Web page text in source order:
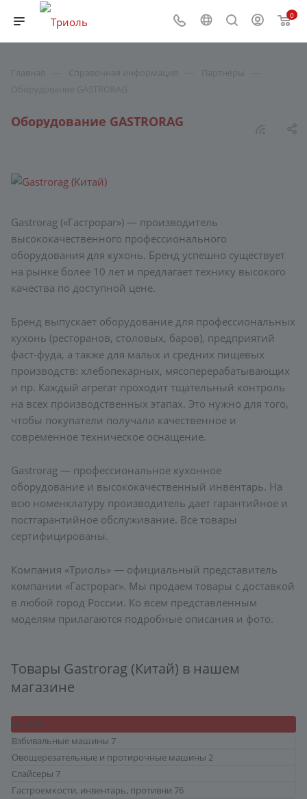
0
Оборудование GASTRORAG
Gastrorag («Гастрораг») — производитель
высококачественного профессионального
оборудования для кухонь. Бренд успешно существует
на рынке более 10 лет и предлагает технику высокого
качества по доступной цене.
Бренд выпускает оборудование для профессиональных
кухонь (ресторанов, столовых, баров), предприятий
фаст-фуда, а также для малых и средних пищевых
производств: хлебопекарных, мясоперерабатывающих
и пр. Каждый агрегат проходит тщательный контроль
на всех производственных этапах. Это нужно для того,
чтобы покупатели получали качественное и
современное техническое оснащение.
Gastrorag — профессиональное кухонное
оборудование и высококачественный инвентарь. На
всю номенклатуру производитель дает гарантийное и
постгарантийное обслуживание. Все товары
сертифицированы.
Компания «Триоль» — официальный представитель
компании «Гастрораг». Мы продаем товары с доставкой
в любой город России. Ко всем представленным
моделям прилагаются подробные описания и фото.
Товары Gastrorag (Китай) в нашем
магазине
Все 136
Взбивальные машины 7
Овощерезательные и протирочные машины 2
Слайсеры 7
Гастроемкости, инвентарь, противни 76